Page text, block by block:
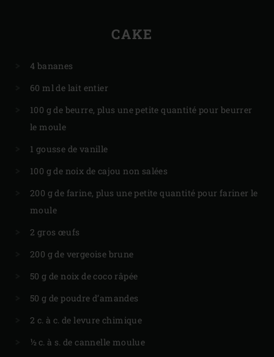
CAKE
4 bananes
60 ml de lait entier
100 g de beurre, plus une petite quantité pour beurrer
le moule
1 gousse de vanille
100 g de noix de cajou non salées
200 g de farine, plus une petite quantité pour fariner le
moule
2 gros œufs
200 g de vergeoise brune
50 g de noix de coco râpée
50 g de poudre d’amandes
2 c. à c. de levure chimique
½ c. à s. de cannelle moulue